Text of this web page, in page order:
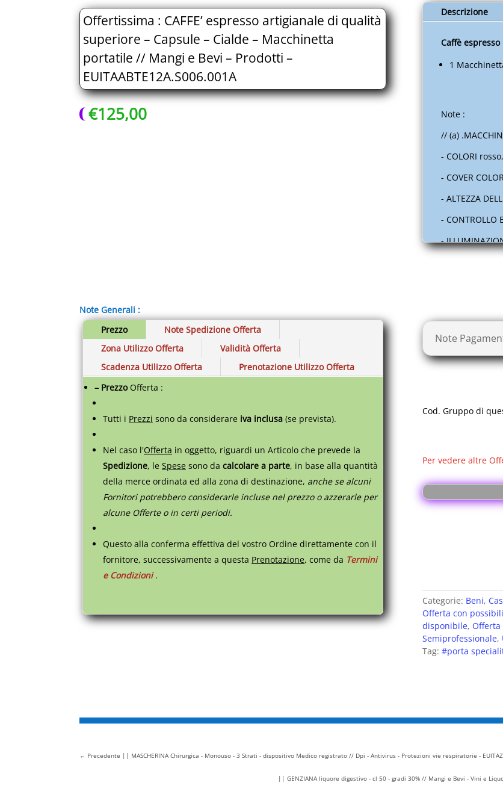
Capsule
-
Macchinetta
Prodotti
quantità
Offertissima : CAFFE’ espresso artigianale di qualità
superiore – Capsule – Cialde – Macchinetta
portatile // Mangi e Bevi – Prodotti –
EUITAABTE12A.S006.001A
€125,00
Descrizione
Caffè
1
Note :
// (a)
- COLORI
- COVER
- ALTEZZA
- CONTROLLO
-
- GRIGLIA
. H 27cm/ L
spazio.
. Controllo
// (b)
versatile che
. Grazie alle
è anche
. Dotata di
Note Generali :
Prezzo
Note Spedizione Offerta
Zona Utilizzo Offerta
Validità Offerta
Scadenza Utilizzo Offerta
Prenotazione Utilizzo Offerta
– PrezzoOfferta :
Tutti i Prezzi sono da considerare iva inclusa (se prevista).
Nel caso l'Offerta in oggetto, riguardi un Articolo che prevede la
Spedizione, le Spese sono da calcolare a parte, in base alla quantità
della merce ordinata ed alla zona di destinazione, anche se alcuni
Fornitori potrebbero considerarle incluse nel prezzo o azzerarle per
alcune Offerte o in certi periodi.
Questo alla conferma effettiva del vostro Ordine direttamente con il
fornitore, successivamente a questa Prenotazione, come da Termini
e Condizioni.
Note
Cod. Gruppo di
Per vedere altre
Categorie: Beni,
Offerta con
disponibile,
Semiprofessionale,
Tag: #porta
← Precedente || MASCHERINA Chirurgica - Monouso - 3 Strati - dispositivo Medico registrato // Dpi - Antivirus - Protezioni vie respiratorie -
|| GENZIANA liquore digestivo - cl 50 - gradi 30% // Mangi e Bevi - Vini e